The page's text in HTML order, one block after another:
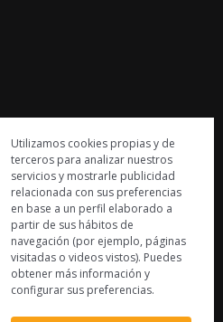
y se aplican la
Utilizamos cookies propias y de
terceros para analizar nuestros
servicios y mostrarle publicidad
relacionada con sus preferencias
en base a un perfil elaborado a
partir de sus hábitos de
navegación (por ejemplo, páginas
visitadas o videos vistos). Puedes
obtener más información y
configurar sus preferencias.